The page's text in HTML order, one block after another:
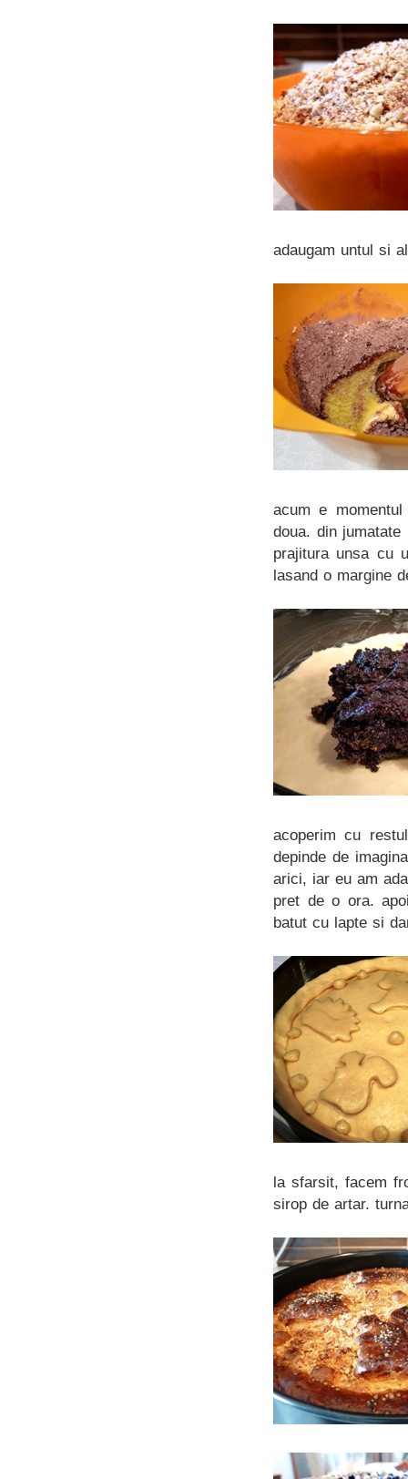
adaugam untul si
acum e
doua. din
prajitura unsa cu
lasand o margine
acoperim cu
depinde de
arici, iar eu am
pret de o ora.
batut cu lapte si
la sfarsit, facem
sirop de artar.